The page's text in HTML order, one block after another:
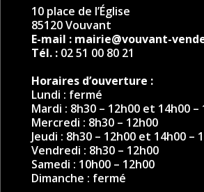
10 place de l’Église
85120 Vouvant
E-mail : mairie@vouvant-
Tél. : 02 51 00 80 21
Horaires d’ouverture :
Lundi : fermé
Mardi : 8h30 – 12h00 et 14h00 –
Mercredi : 8h30 – 12h00
Jeudi : 8h30 – 12h00 et 14h00 –
Vendredi : 8h30 – 12h00
Samedi : 10h00 – 12h00
Dimanche : fermé